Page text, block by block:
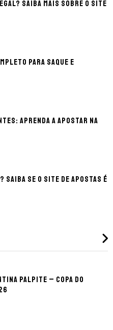
Saiba mais sobre o site
para saque e
aprenda a apostar na
Saiba se o site de apostas é
palpite – Copa do